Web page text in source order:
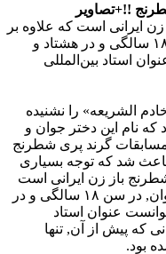
ایرانی است که علاوه بر
کسب درجه استاد بزرگ بانوان, در سن ۱۸ سالگی و در هشتاد و
استاد بین‌المللی
الشریعه» را نشنیده
که نام این دختر جوان و
مسابقات گرند پری شطرنج
شد که توجه بسیاری
باز زن ایرانی است
که علاوه بر کسب درجه استاد بزرگ بانوان, در سن ۱۸ سالگی و در
عنوان استاد
که پیش از آن, تنها
بود.